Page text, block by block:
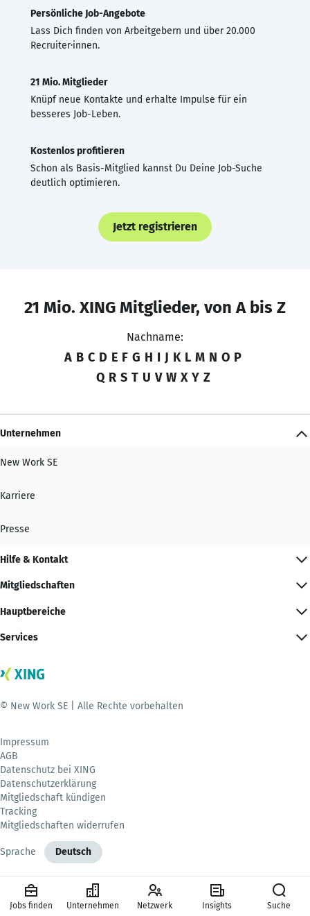
Persönliche Job-Angebote
Lass Dich finden von Arbeitgebern und über 20.000
Recruiter·innen.
21 Mio. Mitglieder
Knüpf neue Kontakte und erhalte Impulse für ein
besseres Job-Leben.
Kostenlos profitieren
Schon als Basis-Mitglied kannst Du Deine Job-Suche
deutlich optimieren.
Jetzt registrieren
21 Mio. XING Mitglieder, von A bis Z
Nachname:
A B C D E F G H I J K L M N O P
Q R S T U V W X Y Z
Unternehmen
New Work SE
Karriere
Presse
Hilfe & Kontakt
Mitgliedschaften
Hauptbereiche
Services
© New Work SE | Alle Rechte vorbehalten
Impressum
AGB
Datenschutz bei XING
Datenschutzerklärung
Mitgliedschaft kündigen
Tracking
Mitgliedschaften widerrufen
Sprache Deutsch
Jobs finden Unternehmen Netzwerk Insights Suche